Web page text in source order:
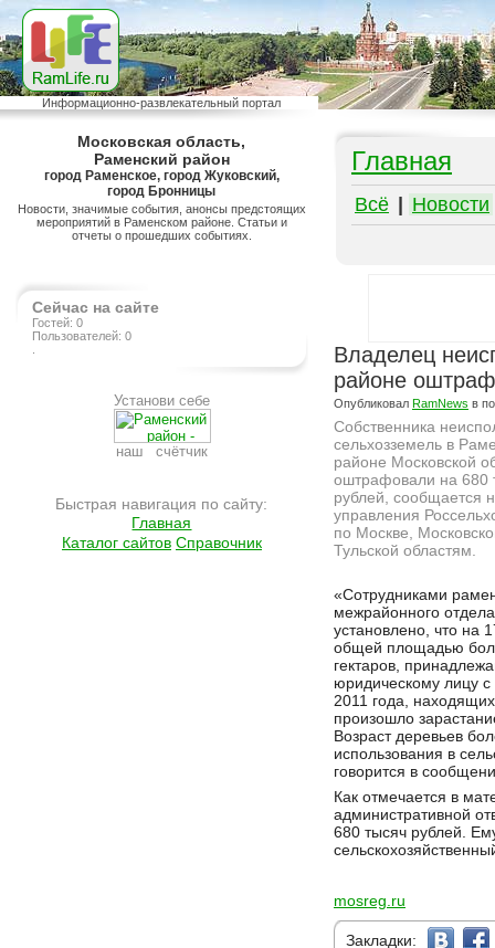
Информационно-развлекательный портал
Московская область,
Раменский район
город Раменское, город Жуковский,
город Бронницы
Новости, значимые события, анонсы предстоящих
мероприятий в Раменском районе. Статьи и
отчеты о прошедших событиях.
Сейчас на сайте
Гостей: 0
Пользователей: 0
Установи себе
наш счётчик
Быстрая навигация по сайту:
Главная
Каталог сайтов Справочник
Главная
Всё Новости
Владелец
районе
Опубликовал RamNews в
Собственника
сельхозземель в
районе Московской
оштрафовали на 680
рублей, сообщается
управления
по Москве,
Тульской областям.
«Сотрудниками
межрайонного отдела
установлено, что на
общей площадью
гектаров,
юридическому лицу
2011 года,
произошло
Возраст деревьев
использования в
говорится в
Как отмечается в
административной
680 тысяч рублей.
mosreg.ru
Закладки: